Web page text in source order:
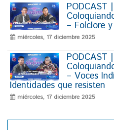
PODCAST
– Folclore
miércoles, 17 diciembre 2025
PODCAST
– Voces
Identidades que resisten
miércoles, 17 diciembre 2025